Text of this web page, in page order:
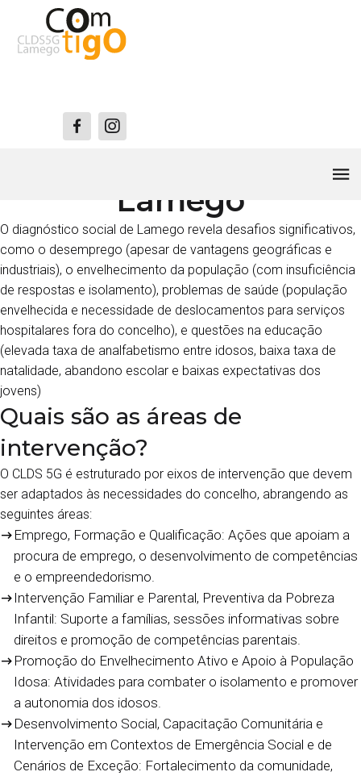
Lamego
O diagnóstico social de Lamego revela desafios significativos,
como o desemprego (apesar de vantagens geográficas e
industriais), o envelhecimento da população (com insuficiência
de respostas e isolamento), problemas de saúde (população
envelhecida e necessidade de deslocamentos para serviços
hospitalares fora do concelho), e questões na educação
(elevada taxa de analfabetismo entre idosos, baixa taxa de
natalidade, abandono escolar e baixas expectativas dos
jovens)
Quais são as áreas de
intervenção?
O CLDS 5G é estruturado por eixos de intervenção que devem
ser adaptados às necessidades do concelho, abrangendo as
seguintes áreas:
Emprego, Formação e Qualificação: Ações que apoiam a
procura de emprego, o desenvolvimento de competências
e o empreendedorismo.
Intervenção Familiar e Parental, Preventiva da Pobreza
Infantil: Suporte a famílias, sessões informativas sobre
direitos e promoção de competências parentais.
Promoção do Envelhecimento Ativo e Apoio à População
Idosa: Atividades para combater o isolamento e promover
a autonomia dos idosos.
Desenvolvimento Social, Capacitação Comunitária e
Intervenção em Contextos de Emergência Social e de
Cenários de Exceção: Fortalecimento da comunidade,